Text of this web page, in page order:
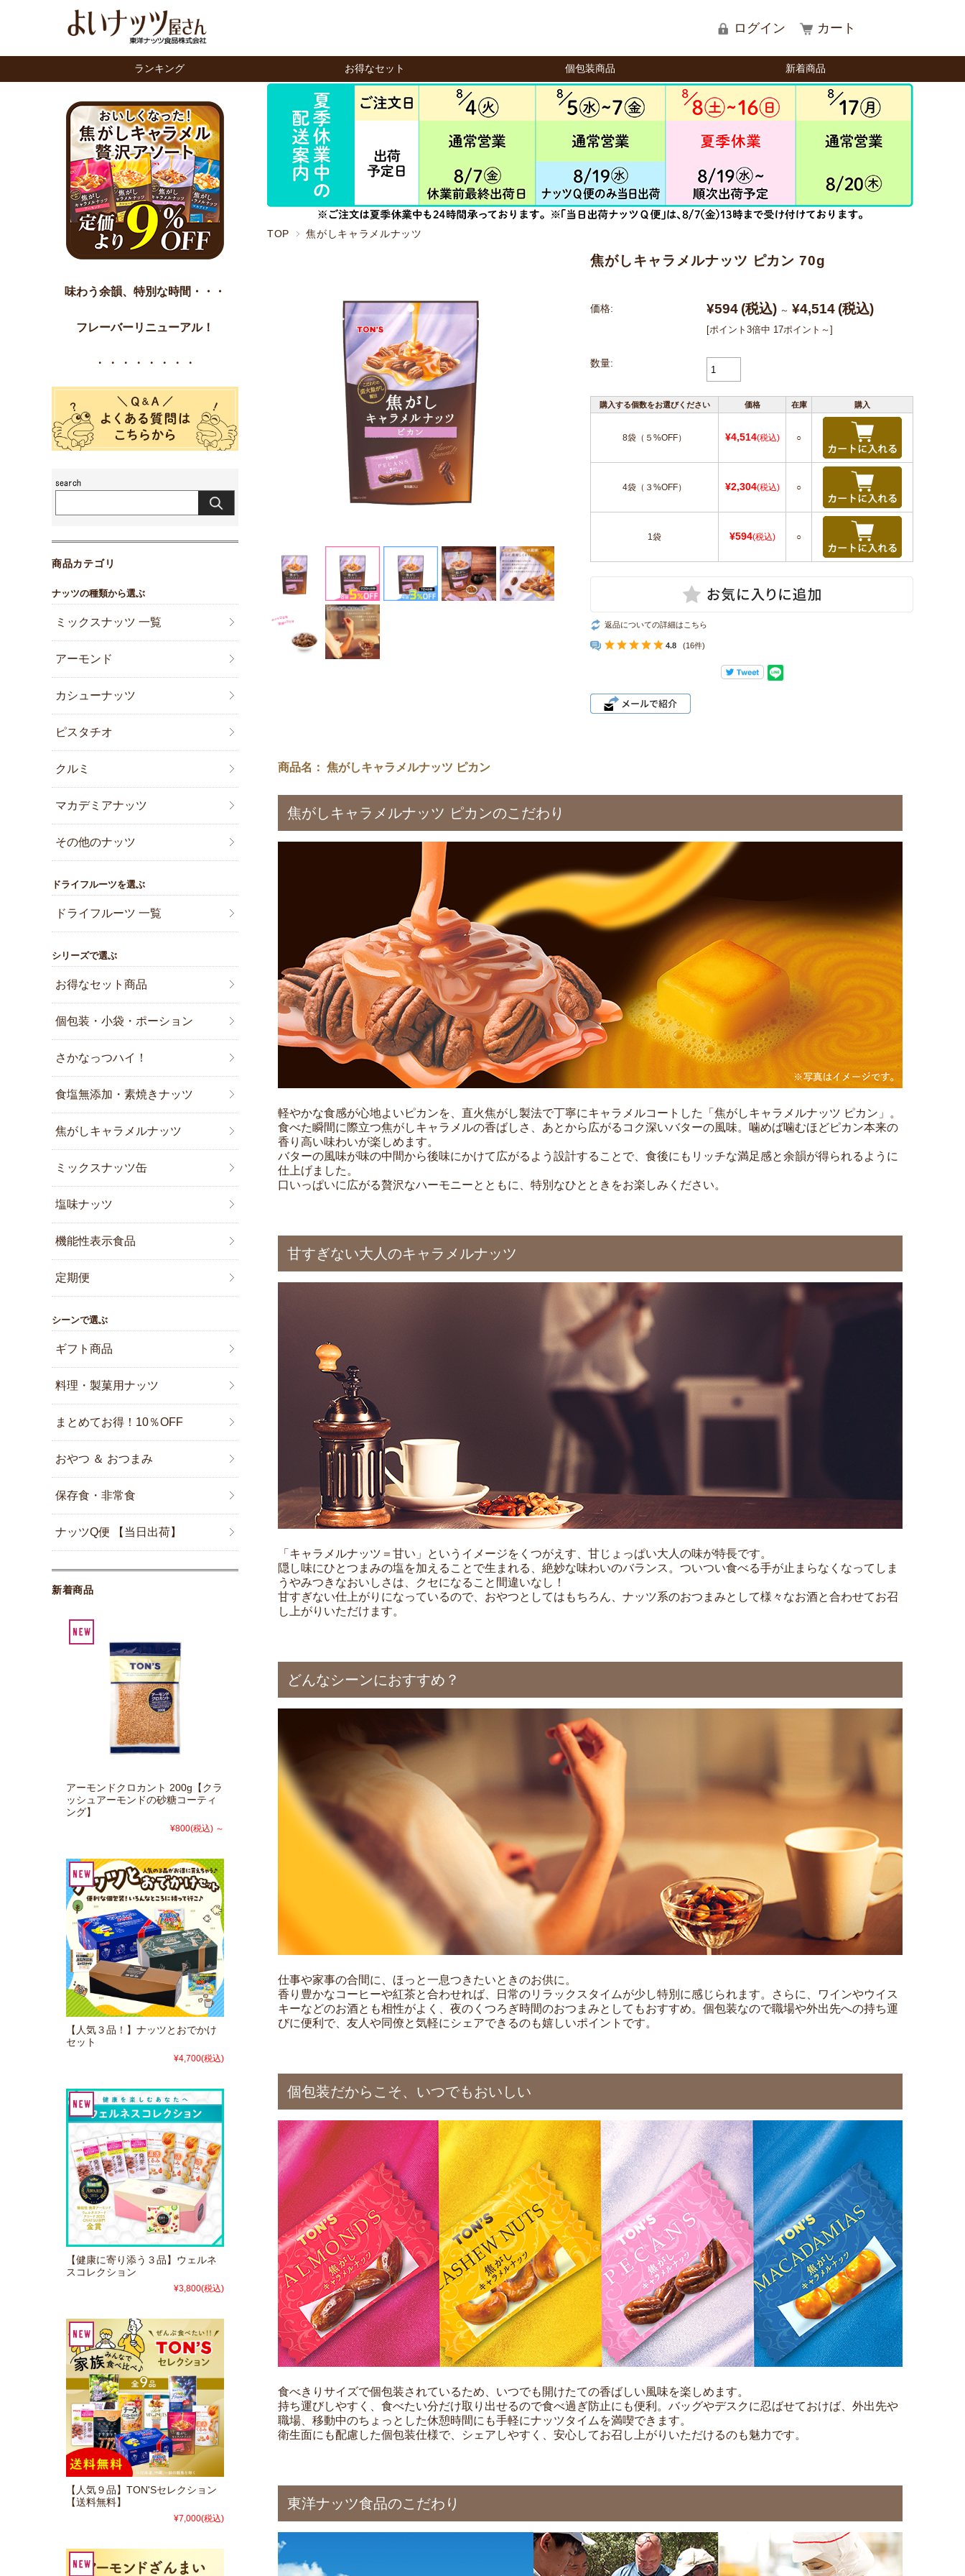
ログイン カート
ランキング お得なセット 個包装商品 新着商品
TOP 焦がしキャラメルナッツ
焦がしキャラメルナッツ ピカン 70g
価格: ¥594 (税込) ～ ¥4,514 (税込)
[ポイント3倍中 17ポイント～]
数量:
購入する個数をお選びください 価格 在庫 購入
8袋（５%OFF） ¥4,514(税込) ○
4袋（３%OFF） ¥2,304(税込) ○
1袋 ¥594(税込) ○
返品についての詳細はこちら
4.8 (16件)
商品名： 焦がしキャラメルナッツ ピカン
焦がしキャラメルナッツ ピカンのこだわり
軽やかな食感が心地よいピカンを、直火焦がし製法で丁寧にキャラメルコートした「焦がしキャラメルナッツ ピカン」。
食べた瞬間に際立つ焦がしキャラメルの香ばしさ、あとから広がるコク深いバターの風味。噛めば噛むほどピカン本来の
香り高い味わいが楽しめます。
バターの風味が味の中間から後味にかけて広がるよう設計することで、食後にもリッチな満足感と余韻が得られるように
仕上げました。
口いっぱいに広がる贅沢なハーモニーとともに、特別なひとときをお楽しみください。
甘すぎない大人のキャラメルナッツ
「キャラメルナッツ＝甘い」というイメージをくつがえす、甘じょっぱい大人の味が特長です。
隠し味にひとつまみの塩を加えることで生まれる、絶妙な味わいのバランス。ついつい食べる手が止まらなくなってしま
うやみつきなおいしさは、クセになること間違いなし！
甘すぎない仕上がりになっているので、おやつとしてはもちろん、ナッツ系のおつまみとして様々なお酒と合わせてお召
し上がりいただけます。
どんなシーンにおすすめ？
仕事や家事の合間に、ほっと一息つきたいときのお供に。
香り豊かなコーヒーや紅茶と合わせれば、日常のリラックスタイムが少し特別に感じられます。さらに、ワインやウイス
キーなどのお酒とも相性がよく、夜のくつろぎ時間のおつまみとしてもおすすめ。個包装なので職場や外出先への持ち運
びに便利で、友人や同僚と気軽にシェアできるのも嬉しいポイントです。
個包装だからこそ、いつでもおいしい
食べきりサイズで個包装されているため、いつでも開けたての香ばしい風味を楽しめます。
持ち運びしやすく、食べたい分だけ取り出せるので食べ過ぎ防止にも便利。バッグやデスクに忍ばせておけば、外出先や
職場、移動中のちょっとした休憩時間にも手軽にナッツタイムを満喫できます。
衛生面にも配慮した個包装仕様で、シェアしやすく、安心してお召し上がりいただけるのも魅力です。
東洋ナッツ食品のこだわり
味わう余韻、特別な時間・・・
フレーバーリニューアル！
・・・・・・・・
商品カテゴリ
ナッツの種類から選ぶ
ミックスナッツ 一覧
アーモンド
カシューナッツ
ピスタチオ
クルミ
マカデミアナッツ
その他のナッツ
ドライフルーツを選ぶ
ドライフルーツ 一覧
シリーズで選ぶ
お得なセット商品
個包装・小袋・ポーション
さかなっつハイ！
食塩無添加・素焼きナッツ
焦がしキャラメルナッツ
ミックスナッツ缶
塩味ナッツ
機能性表示食品
定期便
シーンで選ぶ
ギフト商品
料理・製菓用ナッツ
まとめてお得！10％OFF
おやつ ＆ おつまみ
保存食・非常食
ナッツQ便 【当日出荷】
新着商品
アーモンドクロカント 200g【クラ
ッシュアーモンドの砂糖コーティ
ング】
¥800(税込) ～
【人気３品！】ナッツとおでかけ
セット
¥4,700(税込)
【健康に寄り添う３品】ウェルネ
スコレクション
¥3,800(税込)
【人気９品】TON'Sセレクション
【送料無料】
¥7,000(税込)